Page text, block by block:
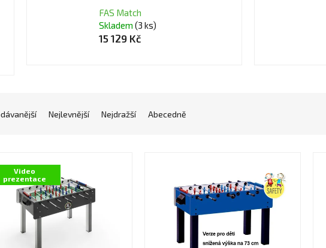
FAS Match
Skladem(3 ks)
15 129 Kč
Nejlevnější Nejdražší Abecedně
Video
prezentace